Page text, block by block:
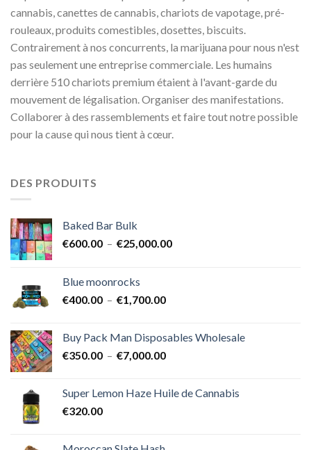
cannabis, canettes de cannabis, chariots de vapotage, pré-
rouleaux, produits comestibles, dosettes, biscuits.
Contrairement à nos concurrents, la marijuana pour nous n'est
pas seulement une entreprise commerciale. Les humains
derrière 510 chariots premium étaient à l'avant-garde du
mouvement de légalisation. Organiser des manifestations.
Collaborer à des rassemblements et faire tout notre possible
pour la cause qui nous tient à cœur.
DES PRODUITS
Baked Bar Bulk
€600.00 – €25,000.00Plage
Blue moonrocks
€400.00 – €1,700.00Plage
€400.00
à
Buy Pack Man Disposables Wholesale
€350.00 – €7,000.00Plage
€350.00
Super Lemon Haze Huile de Cannabis
€320.00